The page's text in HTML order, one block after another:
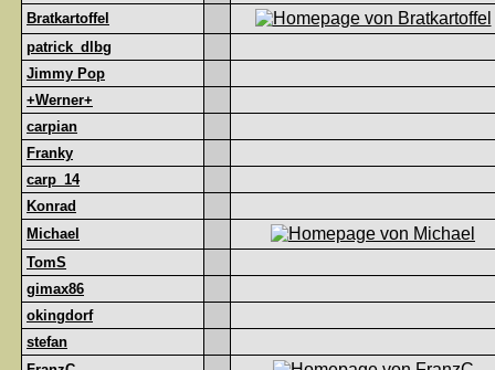
Bratkartoffel
patrick_dlbg
Jimmy Pop
+Werner+
carpian
Franky
carp_14
Konrad
Michael
TomS
gimax86
okingdorf
stefan